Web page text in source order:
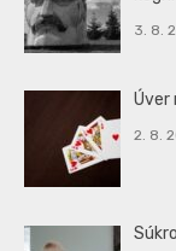
3. 8.
Úver
2. 8.